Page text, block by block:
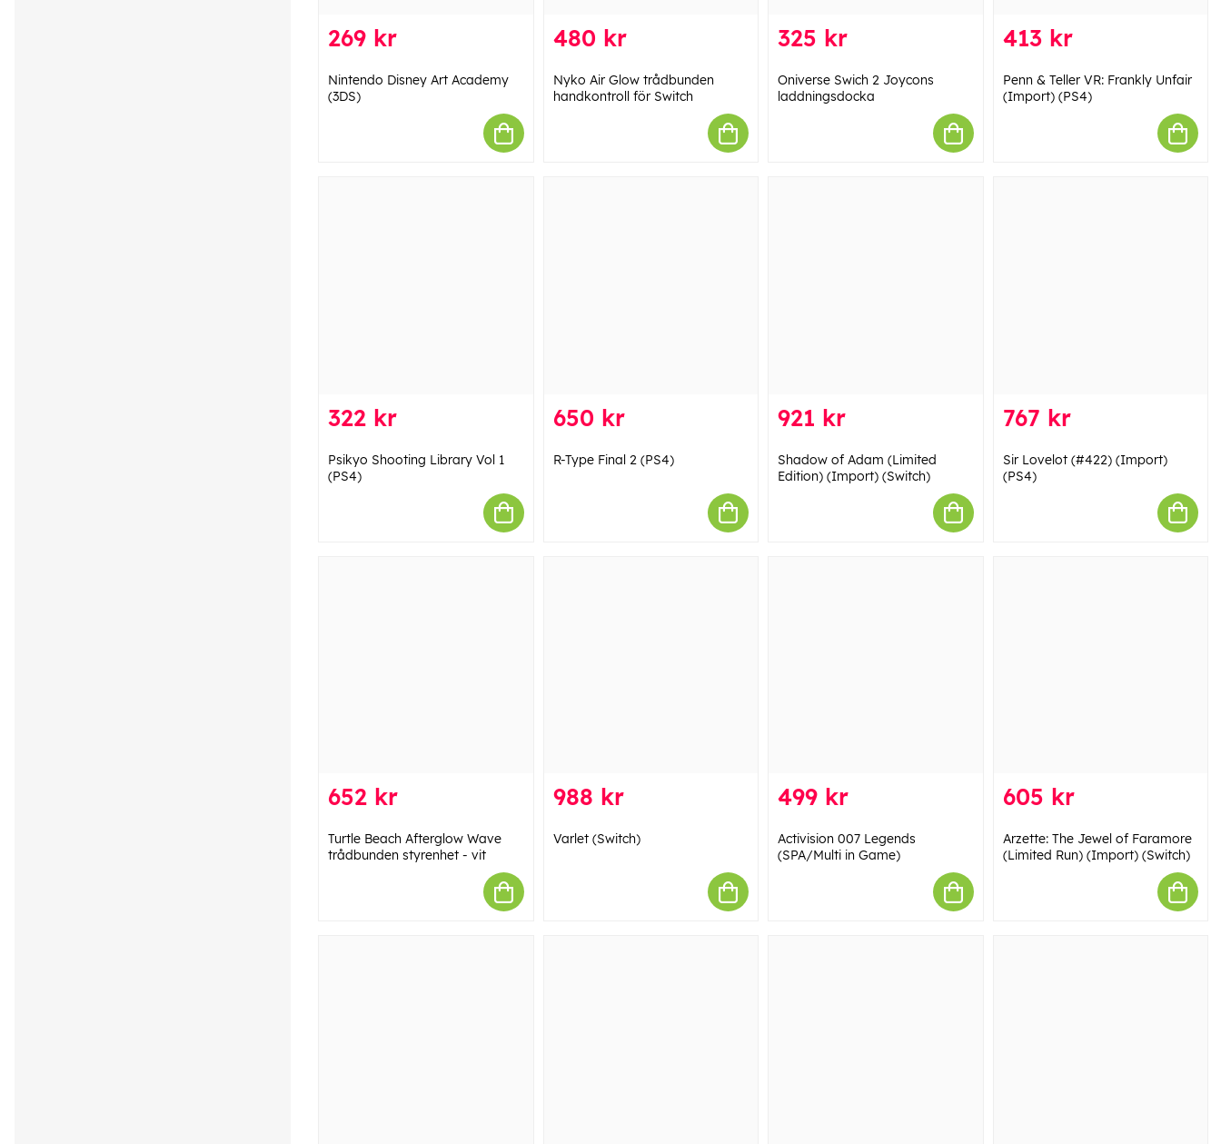
269 kr
Nintendo Disney Art Academy
(3DS)
480 kr
Nyko Air Glow trådbunden
handkontroll för Switch
325 kr
Oniverse Swich 2 Joycons
laddningsdocka
413 kr
Penn & Teller VR: Frankly Unfair
(Import) (PS4)
322 kr
Psikyo Shooting Library Vol 1
(PS4)
650 kr
R-Type Final 2 (PS4)
921 kr
Shadow of Adam (Limited
Edition) (Import) (Switch)
767 kr
Sir Lovelot (#422) (Import)
(PS4)
652 kr
Turtle Beach Afterglow Wave
trådbunden styrenhet - vit
988 kr
Varlet (Switch)
499 kr
Activision 007 Legends
(SPA/Multi in Game)
605 kr
Arzette: The Jewel of Faramore
(Limited Run) (Import) (Switch)